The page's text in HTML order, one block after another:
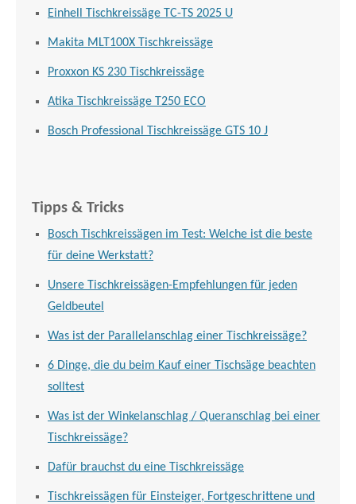
Einhell Tischkreissäge TC-TS 2025 U
Makita MLT100X Tischkreissäge
Proxxon KS 230 Tischkreissäge
Atika Tischkreissäge T250 ECO
Bosch Professional Tischkreissäge GTS 10 J
Tipps & Tricks
Bosch Tischkreissägen im Test: Welche ist die beste
für deine Werkstatt?
Unsere Tischkreissägen-Empfehlungen für jeden
Geldbeutel
Was ist der Parallelanschlag einer Tischkreissäge?
6 Dinge, die du beim Kauf einer Tischsäge beachten
solltest
Was ist der Winkelanschlag / Queranschlag bei einer
Tischkreissäge?
Dafür brauchst du eine Tischkreissäge
Tischkreissägen für Einsteiger, Fortgeschrittene und